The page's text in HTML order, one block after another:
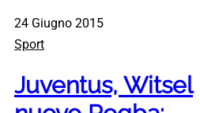
24 Giugno 2015
Sport
Juventus, Witsel